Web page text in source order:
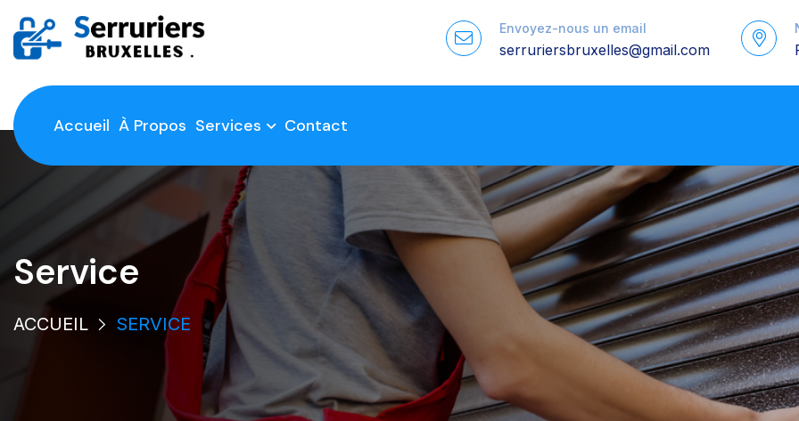
Envoyez-nous un email
serruriersbruxelles@gmail.com
Accueil À Propos Services Contact
Service
ACCUEIL SERVICE